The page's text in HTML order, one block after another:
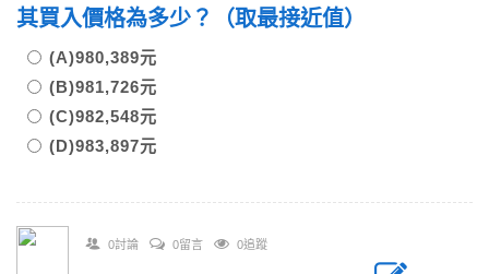
其買入價格為多少？（取最接近值）
(A)980,389元
(B)981,726元
(C)982,548元
(D)983,897元
0討論 0留言 0追蹤